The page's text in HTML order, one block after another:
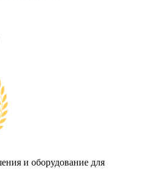
и оборудование для